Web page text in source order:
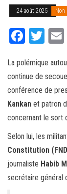
24 août 2025 Non
Fa
bo
ok
T
tt
er
La polémique
continue de
conférence de
Kankan et patron
concernant le sort
Selon lui, les
Constitution
journaliste Habib
secrétaire général